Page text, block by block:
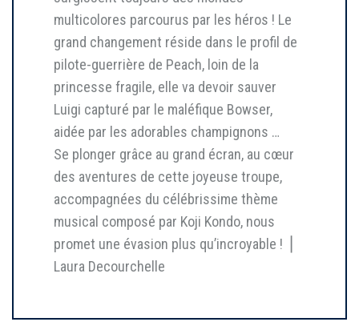
multicolores parcourus par les héros ! Le
grand changement réside dans le profil de
pilote-guerrière de Peach, loin de la
princesse fragile, elle va devoir sauver
Luigi capturé par le maléfique Bowser,
aidée par les adorables champignons …
Se plonger grâce au grand écran, au cœur
des aventures de cette joyeuse troupe,
accompagnées du célébrissime thème
musical composé par Koji Kondo, nous
promet une évasion plus qu’incroyable ! ⎥
Laura Decourchelle